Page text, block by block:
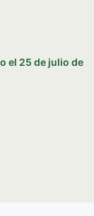
el 25 de julio de